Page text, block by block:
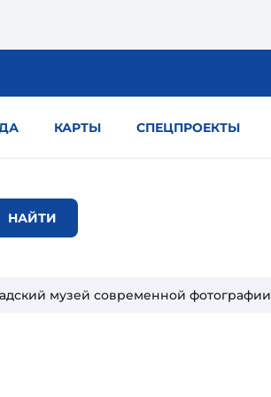
КАРТЫ СПЕЦПРОЕКТЫ
музей современной фотографии